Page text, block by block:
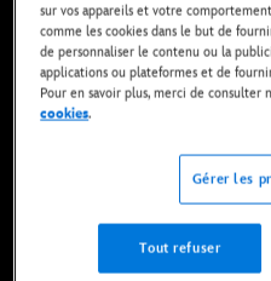
Maintenant disponible
sur vos appareils et votre
comme les cookies dans le but de
de personnaliser le contenu ou la
applications ou plateformes et de
Pour en savoir plus, merci de consulter
cookies.
Gérer les
Tout refuser